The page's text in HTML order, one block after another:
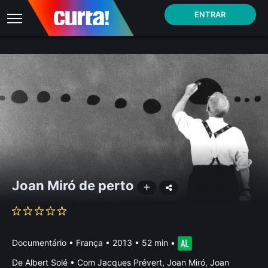
ENTRAR
Joan Miró de perto
Documentário • França • 2013 • 52 min •
De Albert Solé • Com Jacques Prévert, Joan Miró, Joan